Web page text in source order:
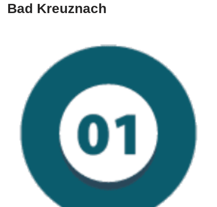
Bad Kreuznach